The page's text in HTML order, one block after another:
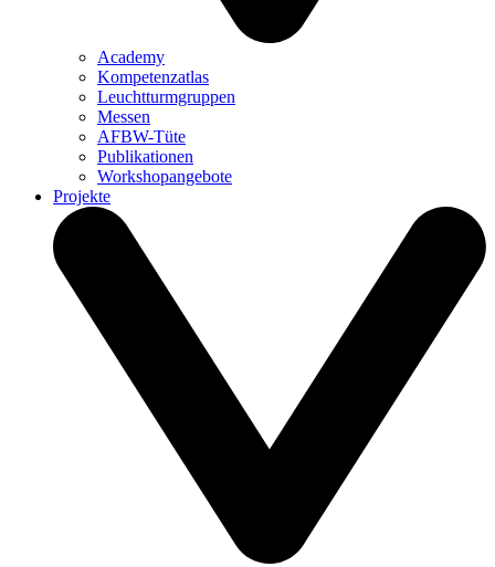
Academy
Kompetenzatlas
Leuchtturm­gruppen
Messen
AFBW-Tüte
Publikationen
Workshopangebote
Projekte